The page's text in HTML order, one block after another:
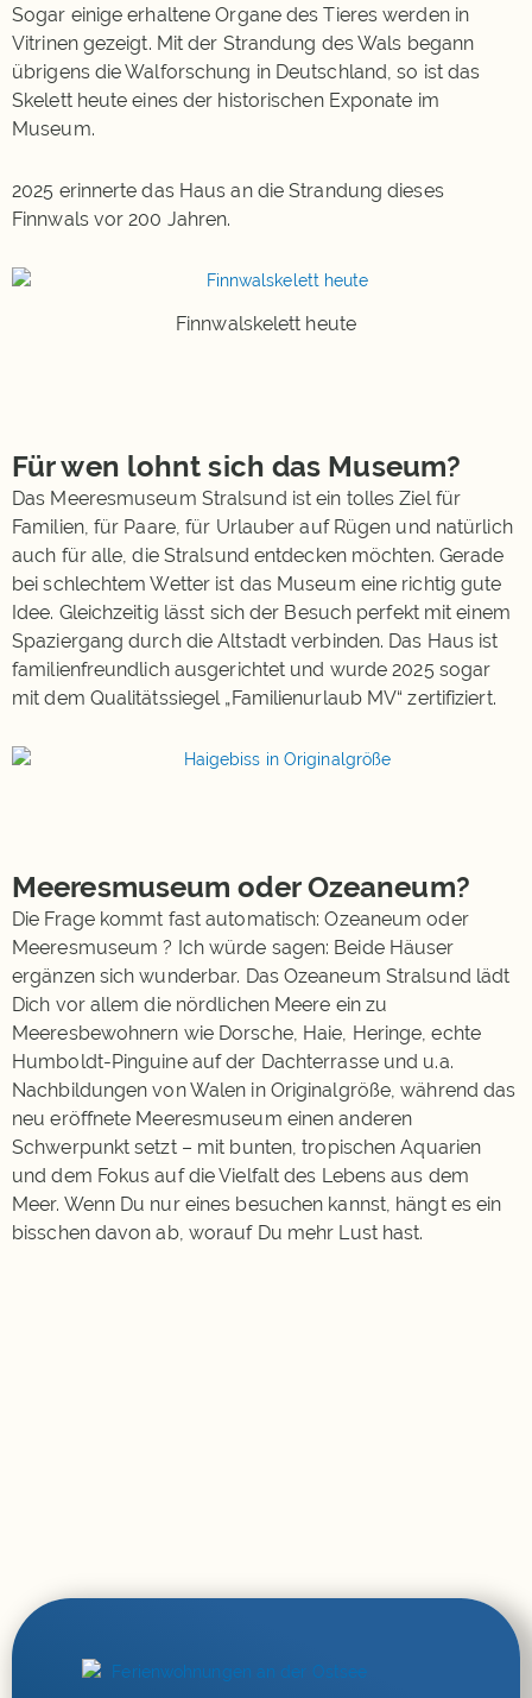
Sogar einige erhaltene Organe des Tieres werden in
Vitrinen gezeigt. Mit der Strandung des Wals begann
übrigens die Walforschung in Deutschland, so ist das
Skelett heute eines der historischen Exponate im
Museum.
2025 erinnerte das Haus an die Strandung dieses
Finnwals vor 200 Jahren.
Finnwalskelett heute
Für wen lohnt sich das Museum?
Das Meeresmuseum Stralsund ist ein tolles Ziel für
Familien, für Paare, für Urlauber auf Rügen und natürlich
auch für alle, die Stralsund entdecken möchten. Gerade
bei schlechtem Wetter ist das Museum eine richtig gute
Idee. Gleichzeitig lässt sich der Besuch perfekt mit einem
Spaziergang durch die Altstadt verbinden. Das Haus ist
familienfreundlich ausgerichtet und wurde 2025 sogar
mit dem Qualitätssiegel „Familienurlaub MV“ zertifiziert.
Meeresmuseum oder Ozeaneum?
Die Frage kommt fast automatisch: Ozeaneum oder
Meeresmuseum ? Ich würde sagen: Beide Häuser
ergänzen sich wunderbar. Das Ozeaneum Stralsund lädt
Dich vor allem die nördlichen Meere ein zu
Meeresbewohnern wie Dorsche, Haie, Heringe, echte
Humboldt-Pinguine auf der Dachterrasse und u.a.
Nachbildungen von Walen in Originalgröße, während das
neu eröffnete Meeresmuseum einen anderen
Schwerpunkt setzt – mit bunten, tropischen Aquarien
und dem Fokus auf die Vielfalt des Lebens aus dem
Meer. Wenn Du nur eines besuchen kannst, hängt es ein
bisschen davon ab, worauf Du mehr Lust hast.